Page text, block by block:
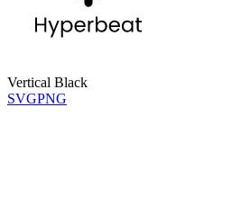
Vertical Black
SVGPNG